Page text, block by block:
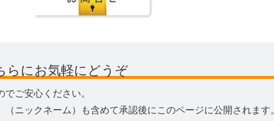
らにお気軽にどうぞ
ご安心ください。
ニックネーム）も含めて承認後にこのページに公開されます。